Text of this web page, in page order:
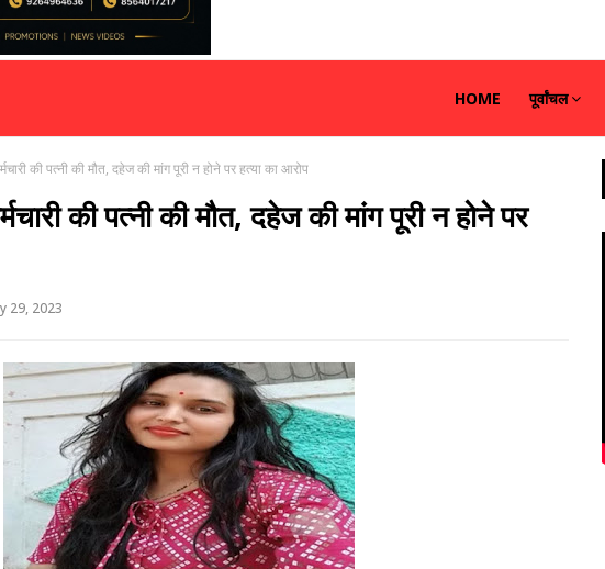
HOME पूर्वांचल
की पत्नी की मौत, दहेज की मांग पूरी न होने पर हत्या का आरोप
की पत्नी की मौत, दहेज की मांग पूरी न होने पर
29, 2023